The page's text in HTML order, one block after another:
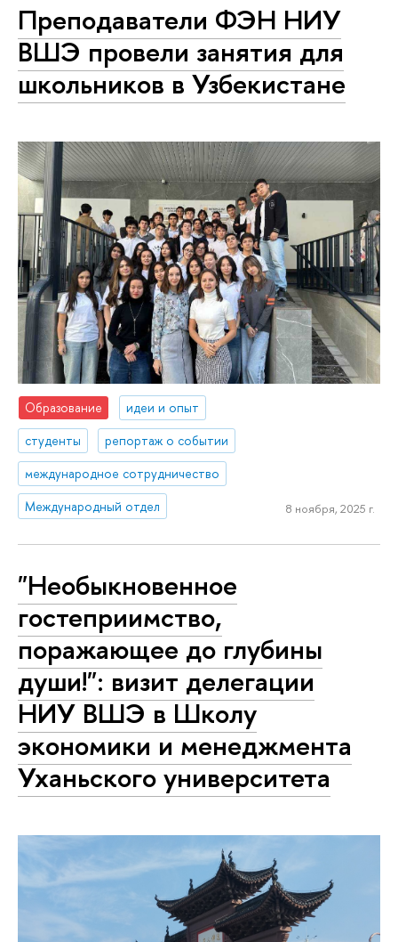
Преподаватели ФЭН НИУ
ВШЭ провели занятия для
школьников в Узбекистане
Образование
идеи и опыт
студенты
репортаж о событии
международное сотрудничество
Международный отдел
8 ноября, 2025 г.
"Необыкновенное
гостеприимство,
поражающее до глубины
души!": визит делегации
НИУ ВШЭ в Школу
экономики и менеджмента
Уханьского университета